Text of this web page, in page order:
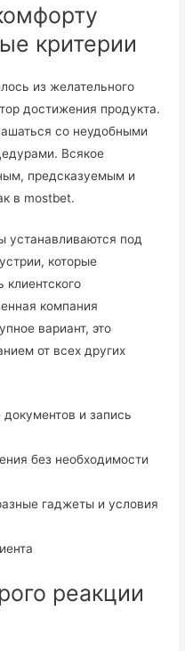
критерии
из желательного
достижения продукта.
со неудобными
Всякое
предсказуемым и
в mostbet.
устанавливаются под
которые
клиентского
компания
вариант, это
от всех других
и запись
без необходимости
гаджеты и условия
реакции